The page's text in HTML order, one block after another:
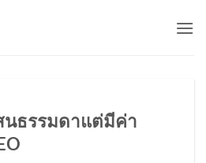
นธรรมดาแต่มีค่า